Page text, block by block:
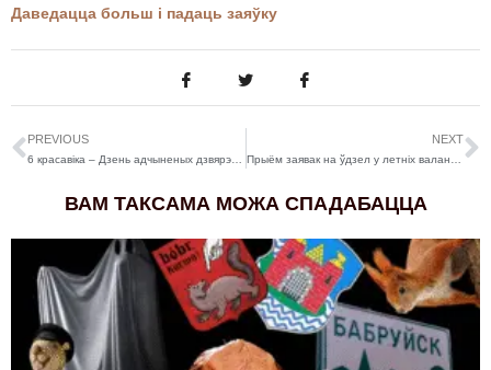
Даведацца больш і падаць заяўку
PREVIOUS NEXT
ВАМ ТАКСАМА МОЖА СПАДАБАЦЦА